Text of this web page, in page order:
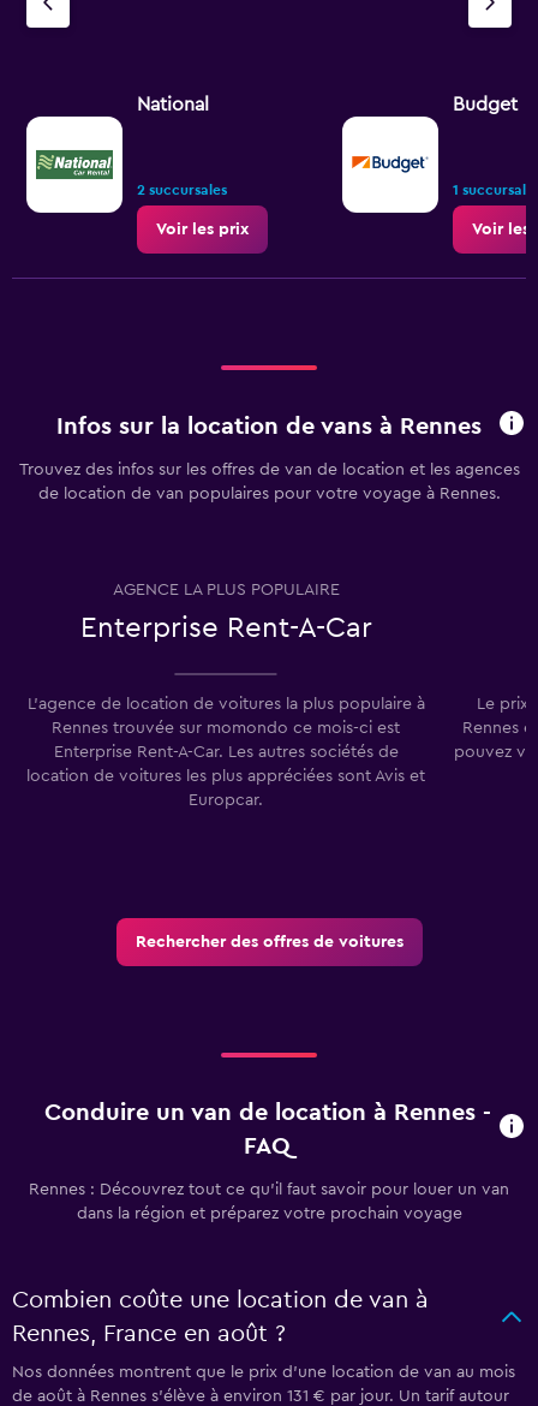
displaying
to
National
2 succursales
Voir les prix
Budget
1 succursale
Voir les
Infos sur la location de vans à Rennes
Trouvez des infos sur les offres de van de location et les agences
de location de van populaires pour votre voyage à Rennes.
AGENCE LA PLUS POPULAIRE
Enterprise Rent-A-Car
L'agence de location de voitures la plus populaire à
Rennes trouvée sur momondo ce mois-ci est
Enterprise Rent-A-Car. Les autres sociétés de
location de voitures les plus appréciées sont Avis et
Europcar.
Le prix
Rennes
pouvez
Rechercher des offres de voitures
Conduire un van de location à Rennes -
FAQ
Rennes : Découvrez tout ce qu’il faut savoir pour louer un van
dans la région et préparez votre prochain voyage
Combien coûte une location de van à
Rennes, France en août ?
Nos données montrent que le prix d’une location de van au mois
de août à Rennes s’élève à environ 131 € par jour. Un tarif autour